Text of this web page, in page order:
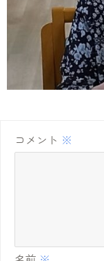
コメント ※